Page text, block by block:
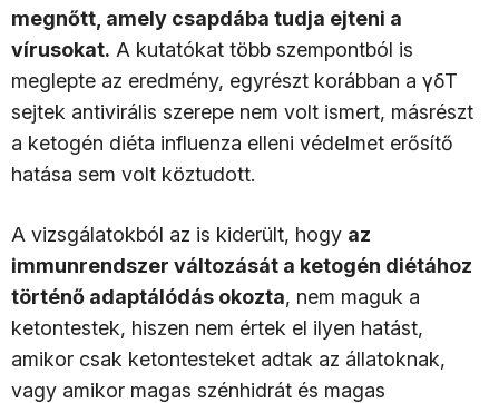
megnőtt, amely csapdába tudja ejteni a
vírusokat. A kutatókat több szempontból is
meglepte az eredmény, egyrészt korábban a γδT
sejtek antivirális szerepe nem volt ismert, másrészt
a ketogén diéta influenza elleni védelmet erősítő
hatása sem volt köztudott.
A vizsgálatokból az is kiderült, hogy az
immunrendszer változását a ketogén diétához
történő adaptálódás okozta, nem maguk a
ketontestek, hiszen nem értek el ilyen hatást,
amikor csak ketontesteket adtak az állatoknak,
vagy amikor magas szénhidrát és magas